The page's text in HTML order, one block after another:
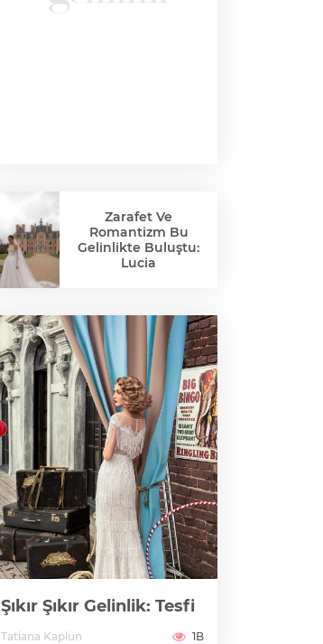
Zarafet Ve
Romantizm Bu
Gelinlikte Buluştu:
Lucia
Şıkır Şıkır Gelinlik: Tesfi
Tatiana Kaplun 1B